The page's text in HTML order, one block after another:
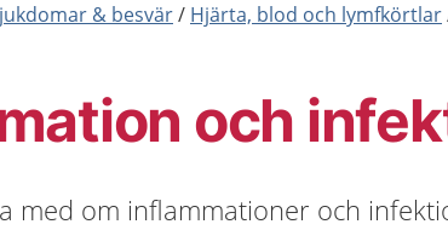
& besvär Hjärta, blod och lymfkörtlar
och
med om inflammationer och